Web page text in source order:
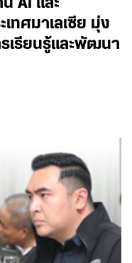
ทศมาเลเซีย มุ่ง
รเรียนรู้และพัฒนา